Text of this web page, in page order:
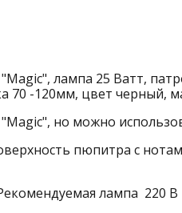
лампа 25 Ватт,
70 -120мм, цвет черный,
но можно
пюпитра с
лампа 220 В